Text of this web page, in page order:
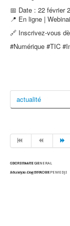
📅 Date : 22 février
📍 En ligne |
🔗 Inscrivez-vous
#Numérique #TIC
actualité
COORDINATEUR
Souleymane TRAORE
SECRETAIRE GENERAL
Afisatou Dogbé NOUKPEMEDJI